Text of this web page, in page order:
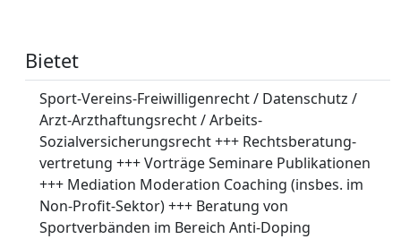
Bietet
Sport-Vereins-Freiwilligenrecht / Datenschutz /
Arzt-Arzthaftungsrecht / Arbeits-
Sozialversicherungsrecht +++ Rechtsberatung-
vertretung +++ Vorträge Seminare Publikationen
+++ Mediation Moderation Coaching (insbes. im
Non-Profit-Sektor) +++ Beratung von
Sportverbänden im Bereich Anti-Doping